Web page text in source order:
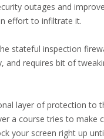
outages and
effort to infiltrate it.
stateful inspection
and requires bit of
layer of protection to
a course tries to
your screen right up